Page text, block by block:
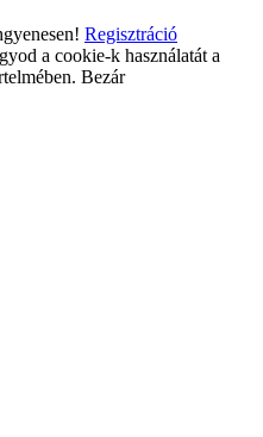
Regisztráció
a cookie-k használatát a
Bezár